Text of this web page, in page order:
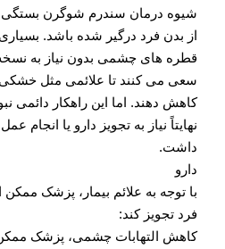
شیوه درمان سندرم شوگرن بستگی
از بدن فرد درگیر شده باشد. بسیاری
قطره های چشمی بدون نیاز به
سعی می کنند تا علائمی مثل
کاهش دهند. اما این راهکار دائمی
نهایتاً نیاز به تجویز دارو یا انجام
داشت.
دارو
با توجه به علائم بیمار، پزشک
فرد تجویز کند:
کاهش التهابات چشمی، پزشک